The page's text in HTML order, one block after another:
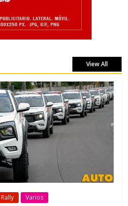
View All
Rally Varios